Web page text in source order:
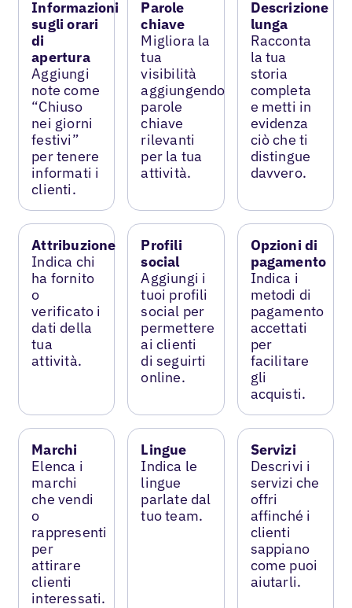
Informazioni
sugli orari
di
apertura
Aggiungi
note come
“Chiuso
nei giorni
festivi”
per tenere
informati i
clienti.
Parole
chiave
Migliora la
tua
visibilità
aggiungendo
parole
chiave
rilevanti
per la tua
attività.
Descrizione
lunga
Racconta
la tua
storia
completa
e metti in
evidenza
ciò che ti
distingue
davvero.
Attribuzione
Indica chi
ha fornito
o
verificato i
dati della
tua
attività.
Profili
social
Aggiungi i
tuoi profili
social per
permettere
ai clienti
di seguirti
online.
Opzioni di
pagamento
Indica i
metodi di
pagamento
accettati
per
facilitare
gli
acquisti.
Marchi
Elenca i
marchi
che vendi
o
rappresenti
per
attirare
clienti
interessati.
Lingue
Indica le
lingue
parlate dal
tuo team.
Servizi
Descrivi i
servizi che
offri
affinché i
clienti
sappiano
come puoi
aiutarli.